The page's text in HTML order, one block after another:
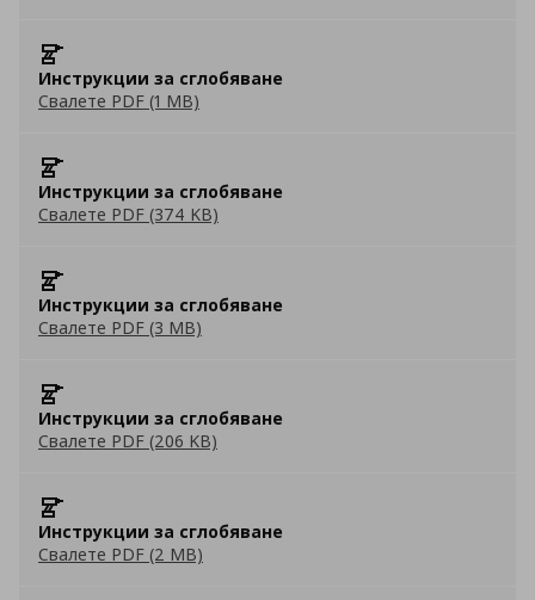
Инструкции за сглобяване
Свалете PDF (1 MB)
Инструкции за сглобяване
Свалете PDF (374 KB)
Инструкции за сглобяване
Свалете PDF (3 MB)
Инструкции за сглобяване
Свалете PDF (206 KB)
Инструкции за сглобяване
Свалете PDF (2 MB)